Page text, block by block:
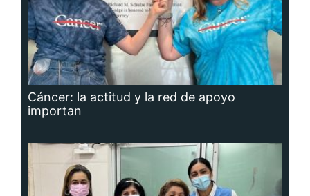
Cáncer: la actitud y la red de apoyo
importan